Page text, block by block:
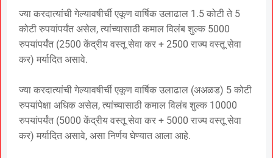
ज्या करदात्यांची गेल्यावषीर्ची एकूण वार्षिक उलाढाल 1.5 कोटी ते 5
कोटी रुपयांपर्यंत असेल, त्यांच्यासाठी कमाल विलंब शुल्क 5000
रुपयांपर्यंत (2500 केंद्रीय वस्तू सेवा कर + 2500 राज्य वस्तू सेवा
कर) मर्यादित असावे.
ज्या करदात्यांची गेल्यावषीर्ची एकूण वार्षिक उलाढाल (अअळड) 5 कोटी
रुपयांपेक्षा अधिक असेल, त्यांच्यासाठी कमाल विलंब शुल्क 10000
रुपयांपर्यंत (5000 केंद्रीय वस्तू सेवा कर + 5000 राज्य वस्तू सेवा
कर) मर्यादित असावे, असा निर्णय घेण्यात आला आहे.